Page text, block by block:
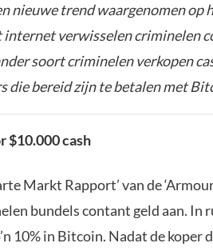
nieuwe trend waargenomen op
verwisselen criminelen
soort criminelen verkopen
die bereid zijn te betalen met
$10.000 cash
Markt Rapport’ van de
bundels contant geld aan. In
10% in Bitcoin. Nadat de koper